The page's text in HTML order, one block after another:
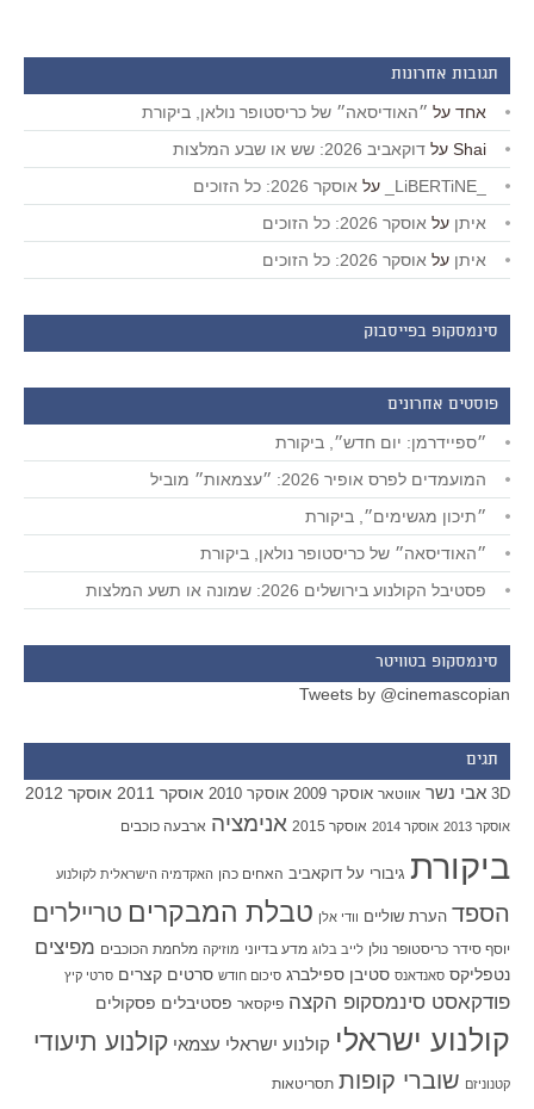
תגובות אחרונות
אחד על ״האודיסאה״ של כריסטופר נולאן, ביקורת
Shai על דוקאביב 2026: שש או שבע המלצות
על אוסקר 2026: כל הזוכים
איתן על אוסקר 2026: כל הזוכים
איתן על אוסקר 2026: כל הזוכים
סינמסקופ בפייסבוק
פוסטים אחרונים
״ספיידרמן: יום חדש״, ביקורת
המועמדים לפרס אופיר 2026: ״עצמאות״ מוביל
״תיכון מגשימים״, ביקורת
״האודיסאה״ של כריסטופר נולאן, ביקורת
פסטיבל הקולנוע בירושלים 2026: שמונה או תשע המלצות
סינמסקופ בטוויטר
Tweets by @cinemascopian
תגים
3D אבי נשר אווטאר אוסקר 2009 אוסקר 2010 אוסקר 2011 אוסקר 2012
אוסקר 2013 אוסקר 2014 אוסקר 2015 אנימציה ארבעה כוכבים
ביקורת גיבורי על דוקאביב האחים כהן האקדמיה הישראלית לקולנוע
הספד הערת שוליים וודי אלן טבלת המבקרים טריילרים
יוסף סידר כריסטופר נולן לייב בלוג מדע בדיוני מוזיקה מלחמת הכוכבים מפיצים
נטפליקס סאנדאנס סטיבן ספילברג סיכום חודש סרטים קצרים סרטי קיץ
פודקאסט סינמסקופ הקצה פיקסאר פסטיבלים פסקולים
קולנוע ישראלי קולנוע ישראלי עצמאי קולנוע תיעודי
קטנוניזם שוברי קופות תסריטאות